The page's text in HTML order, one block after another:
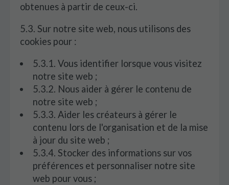
obtenues à partir de ceux-ci.
5.3. Sur notre site web, nous utilisons des
cookies pour :
5.3.1. Vous identifier lorsque vous visitez
notre site web ;
5.3.2. Nous aider à gérer le contenu de
notre site web ;
5.3.3. Aider les créateurs à gérer le
contenu lors de l'organisation et de la mise
à jour du site web ;
5.3.4. Stocker des informations sur vos
préférences et personnaliser notre site
web pour vous ;